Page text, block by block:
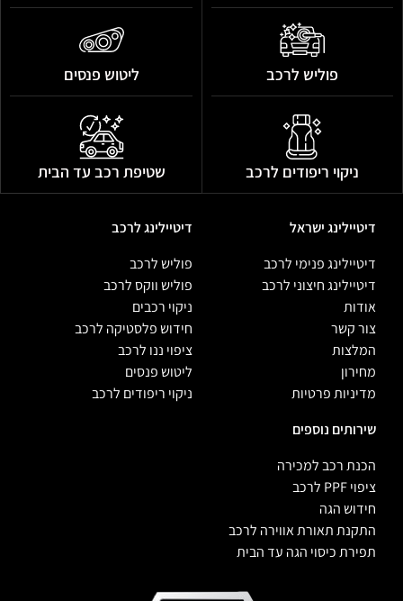
פוליש לרכב
ניקוי ריפודים לרכב
ליטוש פנסים
שטיפת רכב עד הבית
דיטיילינג ישראל
דיטיילינג פנימי לרכב
דיטיילינג חיצוני לרכב
אודות
צור קשר
המלצות
מחירון
מדיניות פרטיות
דיטיילינג לרכב
פוליש לרכב
פוליש ווקס לרכב
ניקוי רכבים
חידוש פלסטיקה לרכב
ציפוי ננו לרכב
ליטוש פנסים
ניקוי ריפודים לרכב
שירותים נוספים
הכנת רכב למכירה
ציפוי PPF לרכב
חידוש הגה
התקנת תאורת אווירה לרכב
תפירת כיסוי הגה עד הבית